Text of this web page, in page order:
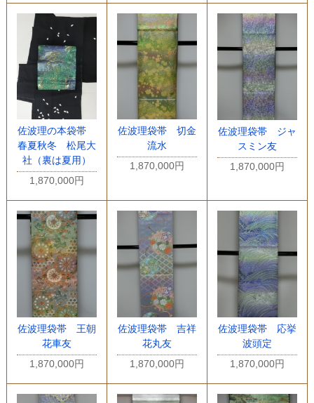
佐波理の本袋帯
春夏秋冬 松尾大
社（裏は夏用）
1,870,000円
佐波理袋帯 切金
流水
1,870,000円
佐波理袋帯 ジャ
スミン友
1,870,000円
佐波理袋帯 王朝
花車友
1,870,000円
佐波理袋帯 吉祥
花丸友
1,870,000円
佐波理袋帯 応挙
波頭定
1,870,000円